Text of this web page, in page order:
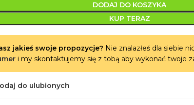
DODAJ DO KOSZYKA
KUP TERAZ
jakieś swoje propozycje? Nie znalazłeś dla siebie
i my skontaktujemy się z tobą aby wykonać twoje
do ulubionych